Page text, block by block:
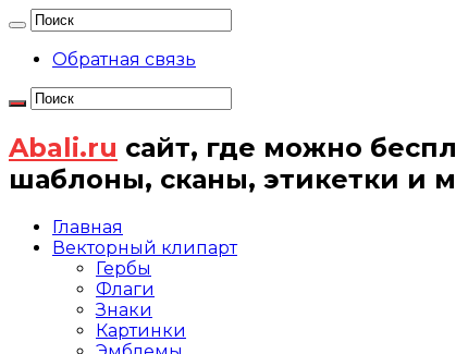
Обратная связь
Abali.ru сайт, где можно
шаблоны, сканы, этикетки и
Главная
Векторный клипарт
Гербы
Флаги
Знаки
Картинки